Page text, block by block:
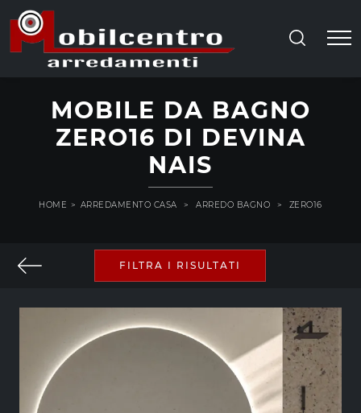
MOBILE DA BAGNO
ZERO16 DI DEVINA
NAIS
HOME > ARREDAMENTO CASA > ARREDO BAGNO > ZERO16
FILTRA I RISULTATI